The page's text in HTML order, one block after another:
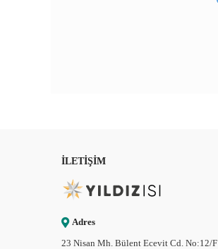
İLETIŞIM
Adres
23 Nisan Mh. Bülent Ecevit Cd. No:12/F